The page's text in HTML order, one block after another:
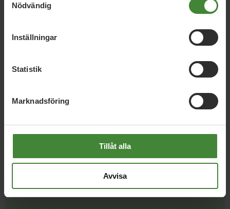
Nödvändig
Inställningar
Statistik
Marknadsföring
Tillåt alla
Avvisa
Demokrati
Se fler